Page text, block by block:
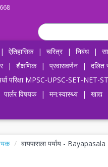
| ऐतिहासिक | चरित्र | निबंध |
| शैक्षणिक | प्रवासवर्णन | दलित
परिक्षा MPSC-UPSC-SET-NET-
पार्लर विषयक | मन:स्वास्थ्य | खाद्य
बायपासला पर्याय -